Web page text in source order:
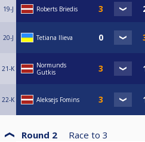
19-J Roberts Briedis
20-J Tetiana Ilieva
21-K
Normunds
Gutkis
22-K Aleksejs Fomins
Round 2 Race to 3